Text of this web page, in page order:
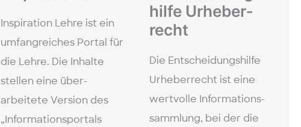
Inspiration Lehre ist ein
umfang­reiches Portal für
die Lehre. Die Inhalte
stellen eine über­
arbeitete Version des
„Informations­portals
hilfe Urheber­
recht
Die Entscheidungs­hilfe
Urheber­recht ist eine
wertvolle Informations­
sammlung, bei der die